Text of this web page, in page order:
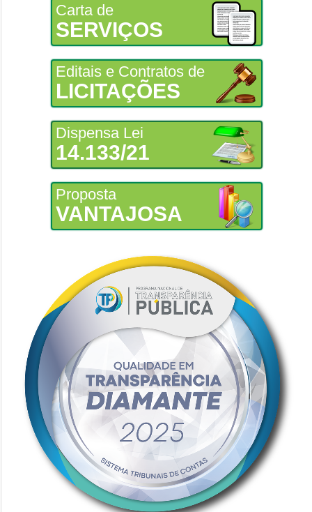
Carta de
SERVIÇOS
Editais e Contratos de
LICITAÇÕES
Dispensa Lei
14.133/21
Proposta
VANTAJOSA